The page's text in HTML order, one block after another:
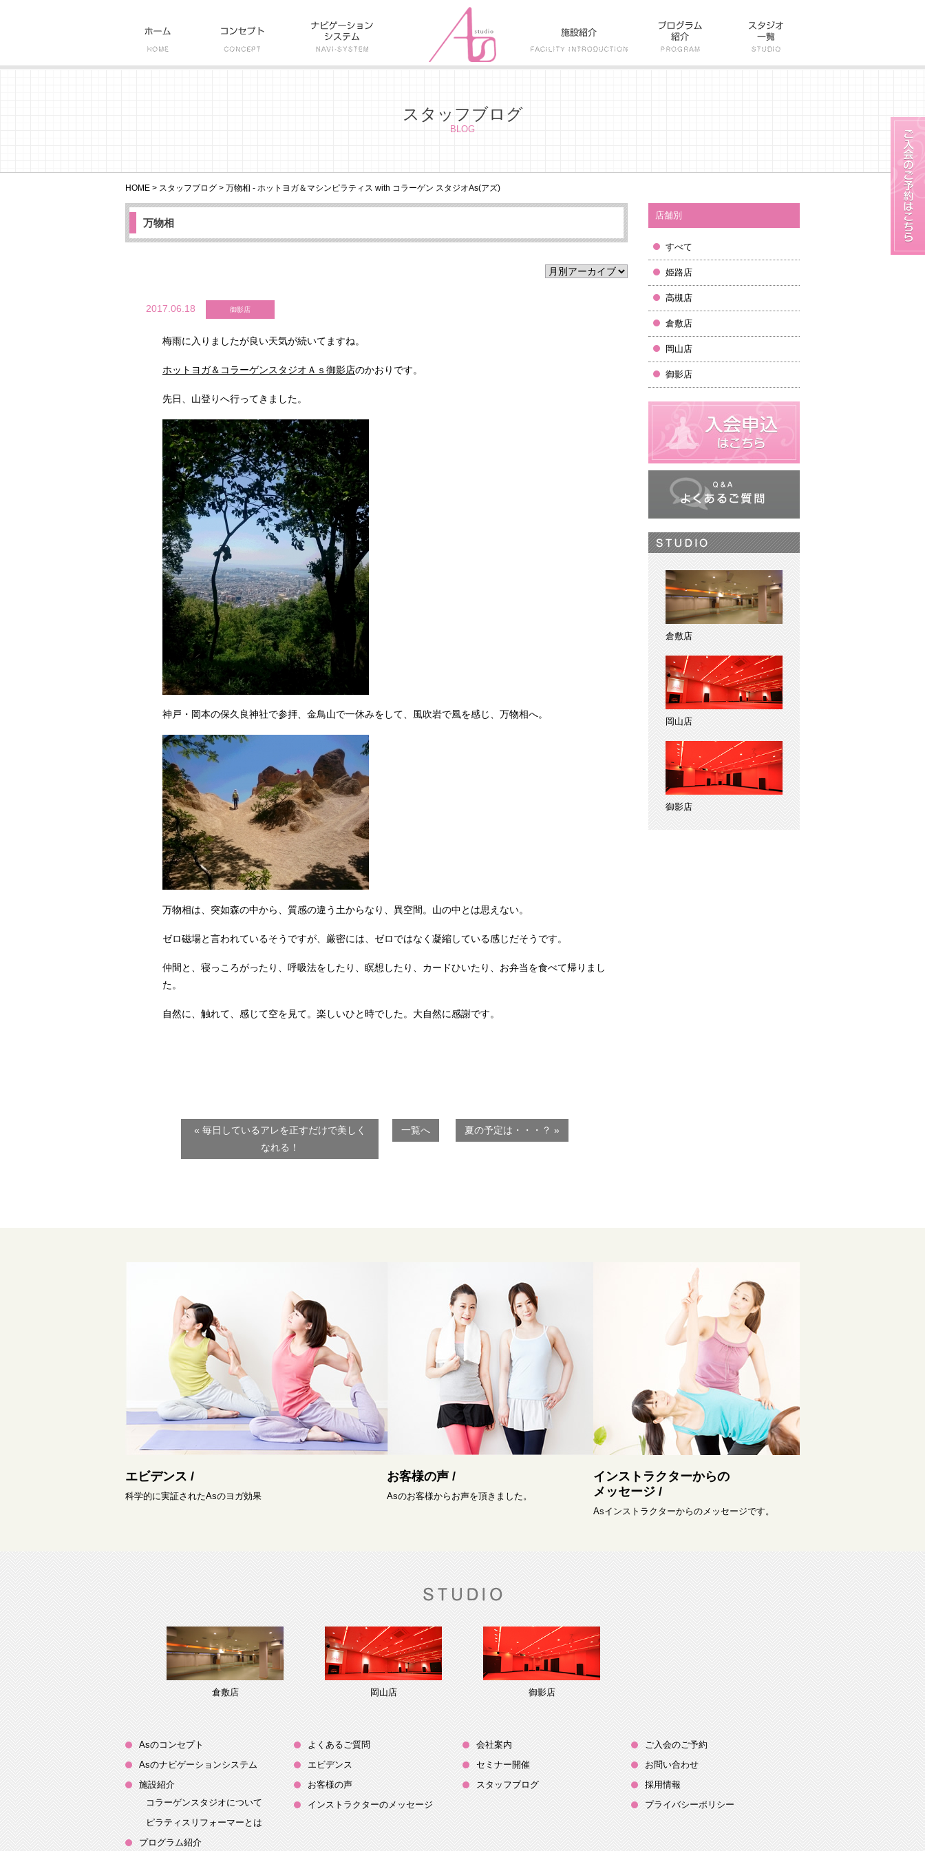
スタッフブログ
BLOG
HOME > スタッフブログ > 万物相 - ホットヨガ＆マシンピラティス with コラーゲン スタジオAs(アズ)
万物相
2017.06.18 御影店
梅雨に入りましたが良い天気が続いてますね。
ホットヨガ＆コラーゲンスタジオＡｓ御影店のかおりです。
先日、山登りへ行ってきました。
神戸・岡本の保久良神社で参拝、金鳥山で一休みをして、風吹岩で風を感じ、万物相へ。
万物相は、突如森の中から、質感の違う土からなり、異空間。山の中とは思えない。
ゼロ磁場と言われているそうですが、厳密には、ゼロではなく凝縮している感じだそうです。
仲間と、寝っころがったり、呼吸法をしたり、瞑想したり、カードひいたり、お弁当を食べて帰りまし
た。
自然に、触れて、感じて空を見て。楽しいひと時でした。大自然に感謝です。
« 毎日しているアレを正すだけで美しく
なれる！
一覧へ 夏の予定は・・・？ »
店舗別
すべて
姫路店
高槻店
倉敷店
岡山店
御影店
倉敷店
岡山店
御影店
エビデンス /
科学的に実証されたAsのヨガ効果
お客様の声 /
Asのお客様からお声を頂きました。
インストラクターからの
メッセージ /
Asインストラクターからのメッセージです。
倉敷店 岡山店 御影店
Asのコンセプト
Asのナビゲーションシステム
施設紹介
コラーゲンスタジオについて
ピラティスリフォーマーとは
プログラム紹介
よくあるご質問
エビデンス
お客様の声
インストラクターのメッセージ
会社案内
セミナー開催
スタッフブログ
ご入会のご予約
お問い合わせ
採用情報
プライバシーポリシー